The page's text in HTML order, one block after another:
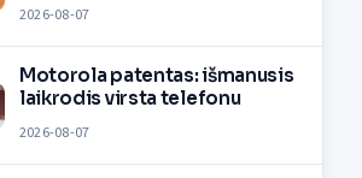
2026-08-07
Motorola patentas: išmanusis
laikrodis virsta telefonu
2026-08-07